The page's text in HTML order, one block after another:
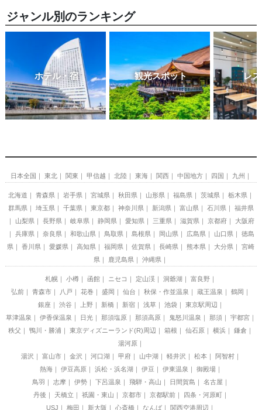
ジャンル別のランキング
ホテル・宿 観光スポット レ
日本全国 東北 関東 甲信越 北陸 東海 関西 中国地方 四国 九州
北海道 青森県 岩手県 宮城県 秋田県 山形県 福島県 茨城県
栃木県
群馬県
埼玉県 千葉県 東京都 神奈川県 新潟県 富山県 石川県
福井県
山梨県
長野県 岐阜県 静岡県 愛知県 三重県 滋賀県 京都府
大阪府
兵庫県
奈良県 和歌山県 鳥取県 島根県 岡山県 広島県 山口県
徳島
県
香川県 愛媛県 高知県 福岡県 佐賀県 長崎県 熊本県 大分県
宮崎
県
鹿児島県 沖縄県
札幌 小樽 函館 ニセコ 定山渓 洞爺湖
富良野
弘前
青森市 八戸 花巻 盛岡 仙台 秋保・作並温泉 蔵王温泉
鶴岡
銀座
渋谷 上野 新橋 新宿 浅草 池袋
東京駅周辺
草津温泉
伊香保温泉 日光 那須塩原 那須高原 鬼怒川温泉 那須
宇都宮
秩父
鴨川・勝浦 東京ディズニーランド(R)周辺 箱根 仙石原 横浜
鎌倉
湯河原
湯沢
富山市 金沢 河口湖 甲府 山中湖 軽井沢 松本
阿智村
熱海
伊豆高原 浜松・浜名湖 伊豆 伊東温泉
御殿場
鳥羽
志摩 伊勢 下呂温泉 飛騨・高山 日間賀島
名古屋
丹後
天橋立 祇園・東山 京都市 京都駅前
四条・河原町
USJ
梅田 新大阪 心斎橋 なんば 関西空港周辺